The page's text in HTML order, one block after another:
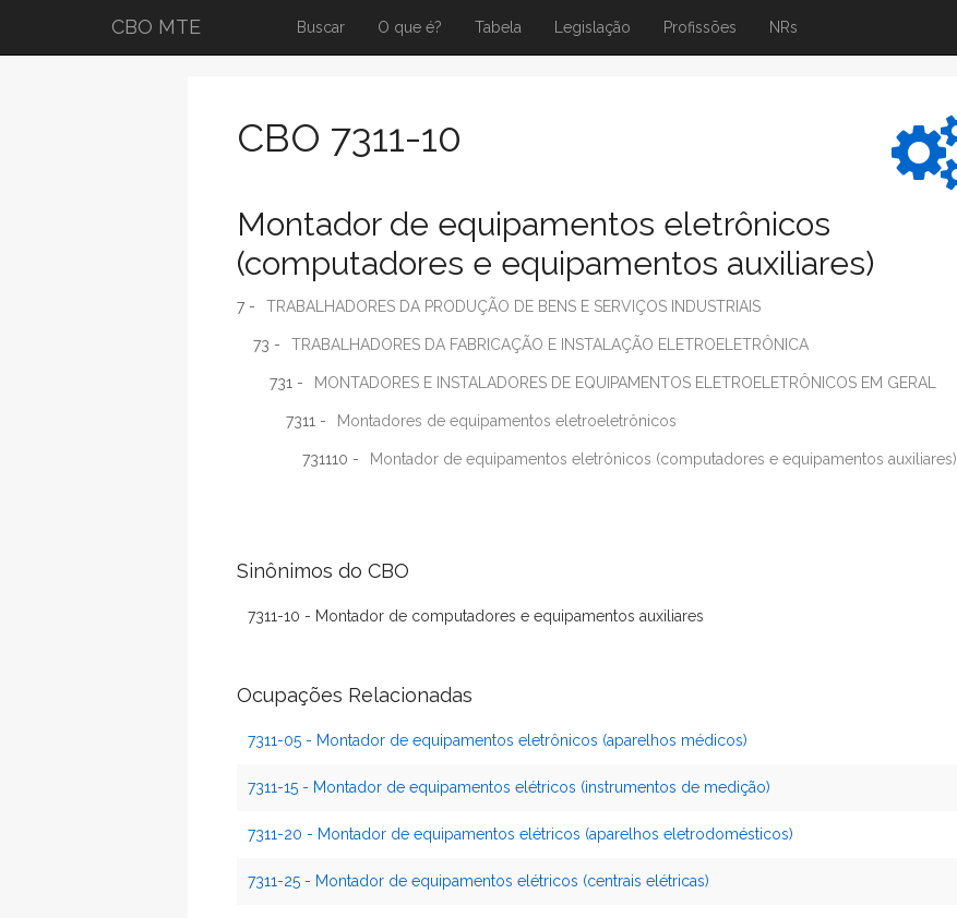
CBO MTE Buscar O que é? Tabela Legislação Profissões NRs
CBO 7311-10
Montador de equipamentos eletrônicos
(computadores e equipamentos auxiliares)
7 - TRABALHADORES DA PRODUÇÃO DE BENS E SERVIÇOS INDUSTRIAIS
73 - TRABALHADORES DA FABRICAÇÃO E INSTALAÇÃO ELETROELETRÔNICA
731 - MONTADORES E INSTALADORES DE EQUIPAMENTOS ELETROELETRÔNICOS EM GERAL
7311 - Montadores de equipamentos eletroeletrônicos
731110 - Montador de equipamentos eletrônicos (computadores e equipamentos auxiliares)
Sinônimos do CBO
7311-10 - Montador de computadores e equipamentos auxiliares
Ocupações Relacionadas
7311-05 - Montador de equipamentos eletrônicos (aparelhos médicos)
7311-15 - Montador de equipamentos elétricos (instrumentos de medição)
7311-20 - Montador de equipamentos elétricos (aparelhos eletrodomésticos)
7311-25 - Montador de equipamentos elétricos (centrais elétricas)